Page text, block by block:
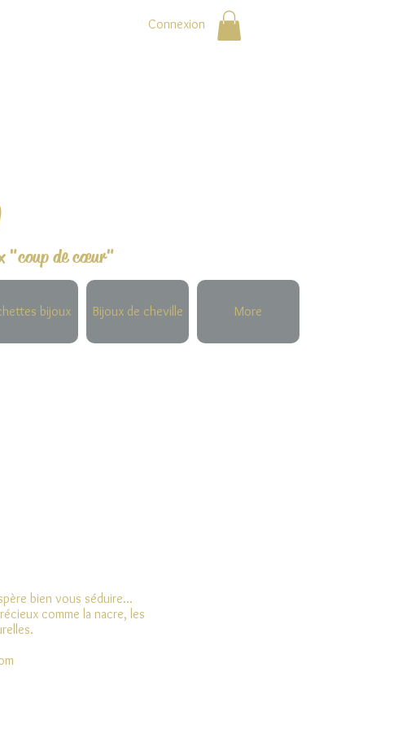
Connexion
"coup de cœur"
bijoux Bijoux de cheville More
bien vous séduire...
comme la nacre, les